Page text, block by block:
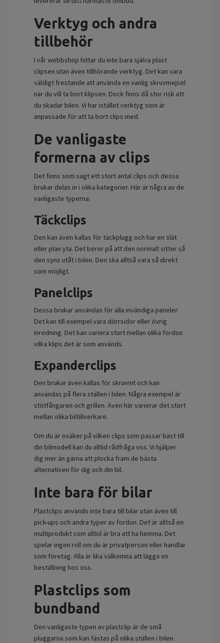
Verktyg och andra
tillbehör
I vår webbshop hittar du inte bara själva plast
clipsen utan även tillhörande verktyg. Det kan vara
väldigt frestande att använda en vanlig skruvmejsel
när du vill ta bort klipsen. Dock finns då stor risk att
du skadar bilen. Vi har istället verktyg som är
anpassade för att ta bort clips med.
De vanligaste
formerna av clips
Det finns som sagt ett stort antal clips och dessa
brukar delas in i olika kategorier. Här är några av de
vanligaste typerna:
Täckclips
Den kan även kallas för täckplugg och har en slät
eller plan yta. Det beror på att den normalt sitter så
den syns utåt i bilen. Den ska alltså vara så direkt
som möjligt.
Panelclips
Dessa brukar användas för alla invändiga paneler.
Det kan till exempel vara dörrsidor eller övrig
inredning. Det kan variera stort mellan olika fordon
vilka klips det är som används.
Expanderclips
Den brukar även kallas för skruvnit och kan
användas på flera ställen i bilen. Några exempel är
stötfångaren och grillen. Även här varierar det stort
mellan olika biltillverkare.
Om du är osäker på vilken clips som passar bäst till
din bilmodell kan du alltid rådfråga oss. Vi hjälper
dig mer än gärna att plocka fram de bästa
alternativen för dig och din bil.
Inte bara för bilar
Plastclips används inte bara till bilar utan även till
pick-ups och andra typer av fordon. Det är alltså en
multiprodukt som alltid är bra att ha hemma. Det
spelar ingen roll om du är privatperson eller handlar
som företag. Alla är lika välkomna att lägga en
beställning hos oss.
Plastclips som
bundband
Den vanligaste typen av plastclip är de små
pluggarna som kan fästas på olika ställen i bilen.